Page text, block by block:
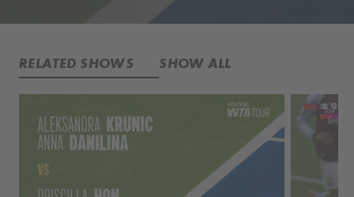
RELATED SHOWS SHOW ALL